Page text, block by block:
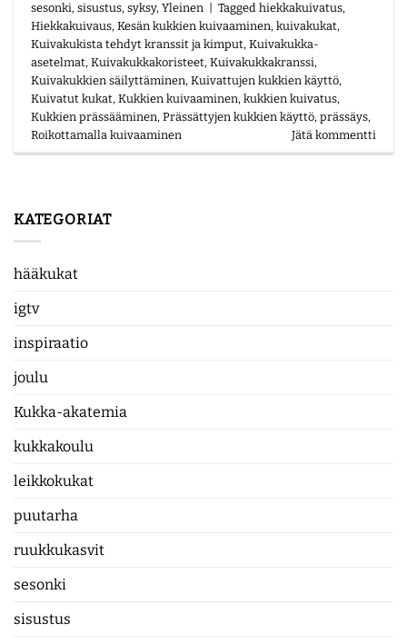
KATEGORIAT
hääkukat
igtv
inspiraatio
joulu
Kukka-akatemia
kukkakoulu
leikkokukat
puutarha
ruukkukasvit
sesonki
sisustus
sesonki,sisustus,syksy,Yleinen Taggedhiekkakuivatus,
Hiekkakuivaus,Kesän kukkien kuivaaminen,kuivakukat,
Kuivakukista tehdyt kranssit ja kimput,Kuivakukka-
asetelmat,Kuivakukkakoristeet,Kuivakukkakranssi,
Kuivakukkien säilyttäminen,Kuivattujen kukkien käyttö,
Kuivatut kukat,Kukkien kuivaaminen,kukkien kuivatus,
Kukkien prässääminen,Prässättyjen kukkien käyttö,prässäys,
Roikottamalla kuivaaminen
Jätä kommentti